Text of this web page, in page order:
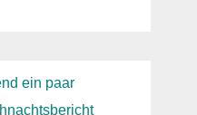
ein paar